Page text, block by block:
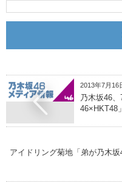
2013年7月16
乃木坂46
46×HKT48
アイドリング菊地「弟が乃木